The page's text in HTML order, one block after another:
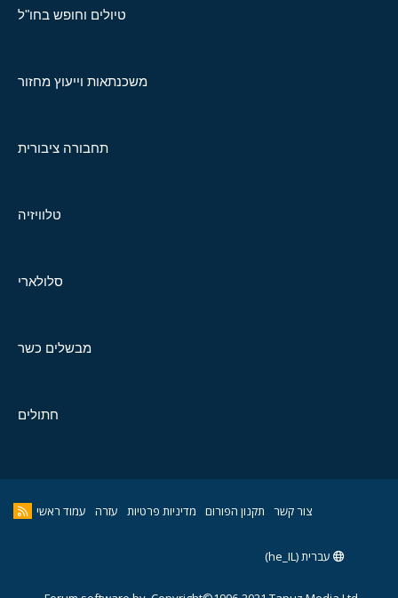
טיולים וחופש בחו"ל
משכנתאות וייעוץ מחזור
תחבורה ציבורית
טלוויזיה
סלולארי
מבשלים כשר
חתולים
צור קשר תקנון הפורום מדיניות פרטיות עזרה עמוד ראשי
עברית (he_IL)